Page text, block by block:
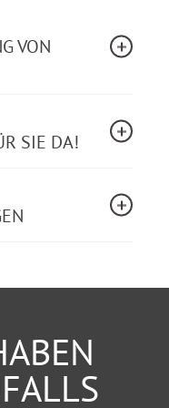
VON
SIE DA!